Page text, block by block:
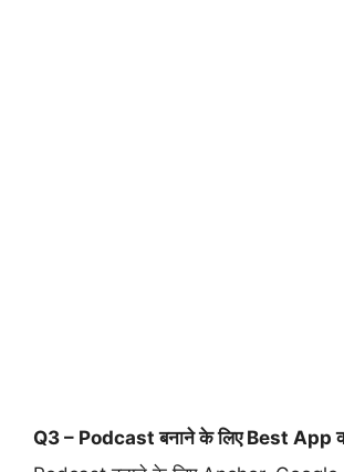
Q3 – Podcast बनाने के लिए Best App